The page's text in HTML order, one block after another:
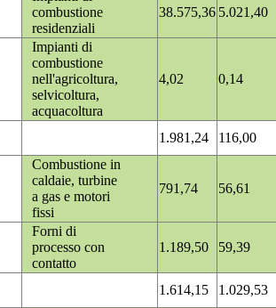
combustione
residenziali
38.575,36 5.021,40
Impianti di
combustione
nell'agricoltura,
selvicoltura,
acquacoltura
4,02 0,14
1.981,24
116,00
Combustione in
caldaie, turbine
a gas e motori
fissi
791,74 56,61
Forni di
processo con
contatto
1.189,50 59,39
1.614,15
1.029,53